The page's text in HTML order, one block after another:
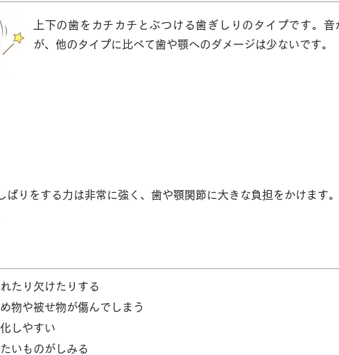
上下の歯をカチカチとぶつける歯ぎしりのタイプです。
が、他のタイプに比べて歯や顎へのダメージは少ないです。
ばりをする力は非常に強く、歯や顎関節に大きな負担をかけます
れたり欠けたりする
め物や被せ物が傷んでしまう
しやすい
いものがしみる